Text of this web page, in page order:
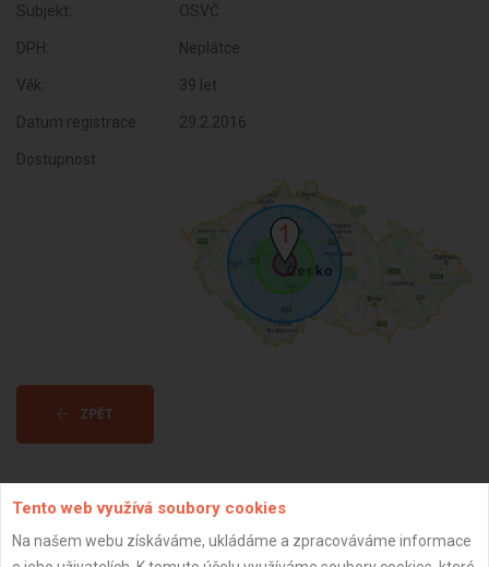
Subjekt: OSVČ
DPH: Neplátce
Věk: 39 let
Datum registrace: 29.2.2016
Dostupnost:
ZPĚT
Tento web využívá soubory cookies
Na našem webu získáváme, ukládáme a zpracováváme informace